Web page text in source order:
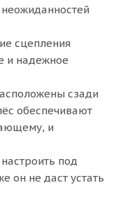
сцепления
и надежное
сзади
обеспечивают
и
под
он не даст устать